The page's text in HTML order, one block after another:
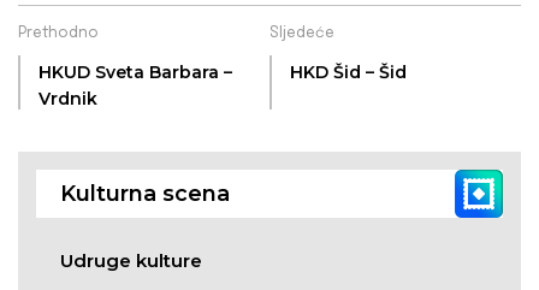
Prethodno
HKUD Sveta Barbara –
Vrdnik
Sljedeće
HKD Šid – Šid
Kulturna scena
Udruge kulture